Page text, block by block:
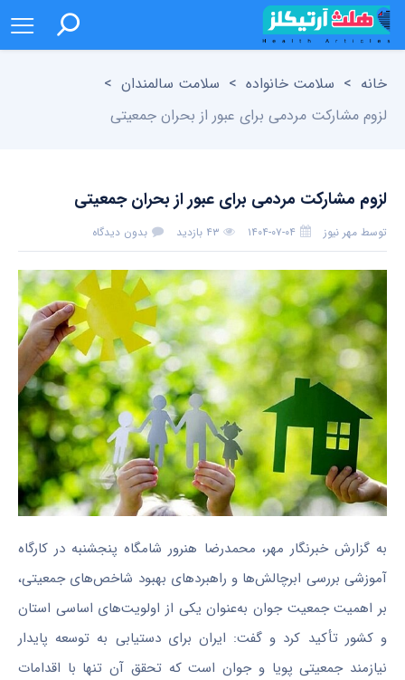
خانه > سلامت خانواده > سلامت سالمندان >
لزوم مشارکت مردمی برای عبور از بحران جمعیتی
لزوم مشارکت مردمی برای عبور از بحران جمعیتی
توسط مهر نیوز ۱۴۰۴-۰۷-۰۴ ۴۳ بازدید بدون دیدگاه
به گزارش خبرنگار مهر، محمدرضا هنرور شامگاه پنجشنبه در کارگاه
آموزشی بررسی ابرچالش‌ها و راهبردهای بهبود شاخص‌های جمعیتی،
بر اهمیت جمعیت جوان به‌عنوان یکی از اولویت‌های اساسی استان
و کشور تأکید کرد و گفت: ایران برای دستیابی به توسعه پایدار
نیازمند جمعیتی پویا و جوان است که تحقق آن تنها با اقدامات